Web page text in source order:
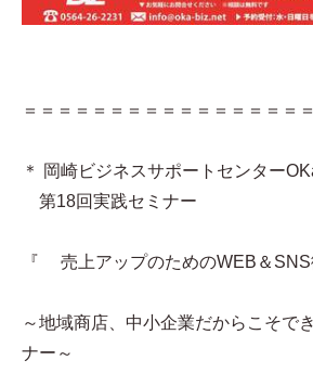
＝＝＝＝＝＝＝＝＝＝＝＝＝＝＝＝
＊ 岡崎ビジネスサポートセンター
第18回実践セミナー
『 売上アップのためのWEB＆
～地域商店、中小企業だからこそで
ナー～